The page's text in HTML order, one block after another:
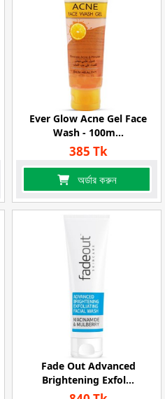
Ever Glow Acne Gel Face
Wash - 100m...
385 Tk
অর্ডার করুন
Fade Out Advanced
Brightening Exfol...